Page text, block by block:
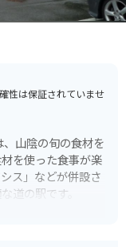
性は保証されていませ
山陰の旬の食材を
を使った食事が楽
ス」などが併設さ
道の駅です。